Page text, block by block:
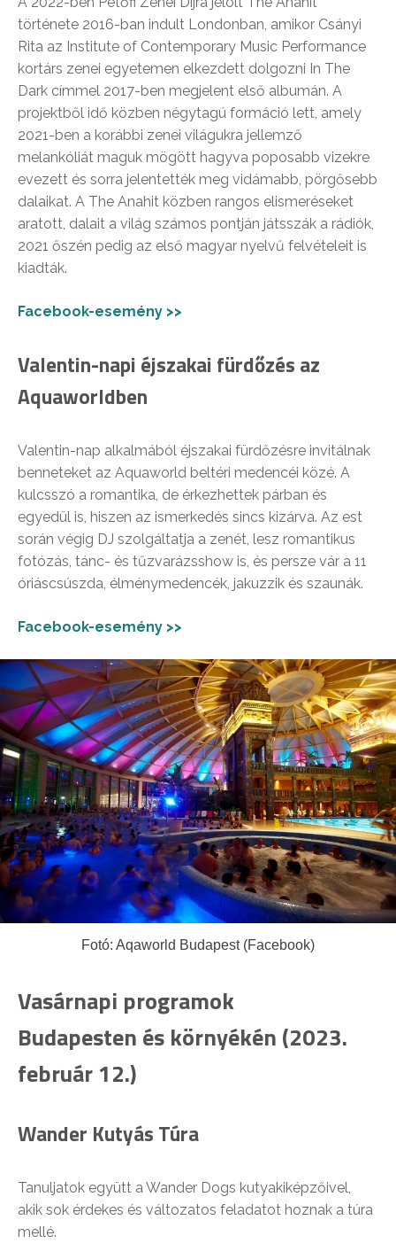
története 2016-ban indult Londonban, amikor Csányi
Rita az Institute of Contemporary Music Performance
kortárs zenei egyetemen elkezdett dolgozni In The
Dark címmel 2017-ben megjelent első albumán. A
projektből idő közben négytagú formáció lett, amely
2021-ben a korábbi zenei világukra jellemző
melankóliát maguk mögött hagyva poposabb vizekre
evezett és sorra jelentették meg vidámabb, pörgősebb
dalaikat. A The Anahit közben rangos elismeréseket
aratott, dalait a világ számos pontján játsszák a rádiók,
2021 őszén pedig az első magyar nyelvű felvételeit is
kiadták.
Facebook-esemény >>
Valentin-napi éjszakai fürdőzés az
Aquaworldben
Valentin-nap alkalmából éjszakai fürdőzésre invitálnak
benneteket az Aquaworld beltéri medencéi közé. A
kulcsszó a romantika, de érkezhettek párban és
egyedül is, hiszen az ismerkedés sincs kizárva. Az est
során végig DJ szolgáltatja a zenét, lesz romantikus
fotózás, tánc- és tűzvarázsshow is, és persze vár a 11
óriáscsúszda, élménymedencék, jakuzzik és szaunák.
Facebook-esemény >>
Fotó: Aqaworld Budapest (Facebook)
Vasárnapi programok
Budapesten és környékén (2023.
február 12.)
Wander Kutyás Túra
Tanuljatok együtt a Wander Dogs kutyakiképzőivel,
akik sok érdekes és változatos feladatot hoznak a túra
mellé.